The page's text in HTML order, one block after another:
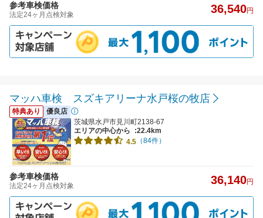
参考車検価格
法定24ヶ月点検対象 36,540円
マッハ車検 スズキアリーナ水戸桜の牧店
特典あり
優良店
茨城県水戸市見川町2138-67
エリアの中心から
:22.4km
4.5 （84件）
参考車検価格
法定24ヶ月点検対象 36,140円